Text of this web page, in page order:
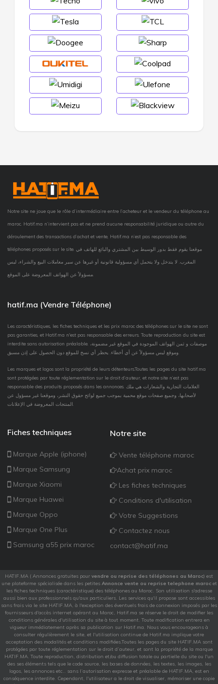
Notre site ne joue que le rôle d’intermédiaire entre l’acheteur et le vendeur du téléphone au
maroc. Hatif.ma n’intervient pas et ne prend aucune responsabilité juridique ou autre du
déroulement des transactions d’achat et vente, Hatif.ma n’est pas responsable des
téléphones proposés sur le site. موقعنا يقوم فقط بدور الوسيط بين المشتري والبائع للهاتف في
المغرب. لا يتدخل ولا يتحمل أي مسؤولية قانونية أو غيرها عن سير معاملات البيع والشراء، ليس
hatif.ma (Vendre Téléphone)
Les caractéristiques, les fiches techniques et les prix maroc des téléphones sur le site ne sont
pas garanties, et Hatif.ma n'est pas responsable des erreurs. Toute reproduction du site est
interdite sans autorisation préalable. موصفات و ثمن الهواتف الموجودة في الموقع غير مضمونة،
Les marques et logos sont la propriété de leurs détenteurs.Toutes les pages du site hatif.ma
sont protégées par toute réglementation sur le droit d’auteur, et notre site n’est pas
responsable des produits proposés dans les annonces. العلامات التجارية والشعارات هي ملك
لأصحابها، وجميع صفحات موقع محمية بموجب جميع لوائح حقوق النشر، وموقعنا غير مسؤول عن
Fiches techniques
Marque Apple (iphone)
Marque Samsung
Marque Xiaomi
Marque Huawei
Marque Oppo
Marque One Plus
Samsung a55 prix maroc
Notre site
Vente téléphone maroc
Achat prix maroc
Les fiches techniques
Conditions d'utilisation
Votre Suggestions
Contactez nous
contact@hatif.ma
HATIF.MA ( Annonces gratuites pour vendre ou reprise des téléphones au Maroc) est
une plateforme spécialisée dans les petites Annonce vente ou reprise telephone marocet
les fiches techniques (caractéristique) des téléphones au Maroc. Son utilisation s'adresse
aussi bien aux professionnels qu'aux particuliers. Les services qu'il propose sont accessibles
sans frais via le site HATIF.MA, à l'exception des éventuels frais de connexion imposés par les
fournisseurs d'accès internet opérant au Maroc, Hatif.ma se réserve le droit de modifier les
conditions générales d'utilisation du site à tout moment. Toute modification entrera en
vigueur immédiatement après sa publication sur Hatif.ma. Nous vous encourageons à
consulter régulièrement le site, et l'utilisation continue de Hatif.ma implique votre
acceptation des modalités et conditions modifiées.Toutes les pages du site HATIF.MA sont
protégées par toute réglementation sur le droit d’auteur, et sont la propriété de la marque
HATIF.MA. Toute reproduction, distribution et/ou diffusion totale ou partielle du site ou l'un
des ses éléments tels que le code source, les bases de données, les textes, les images, les
logos, les annonces etc.. sans l’autorisation expresse et préalable de HATIF.MA, est en
conséquence interdite. Cependant, l'utilisateur a le droit de visualiser, mémoriser une copie